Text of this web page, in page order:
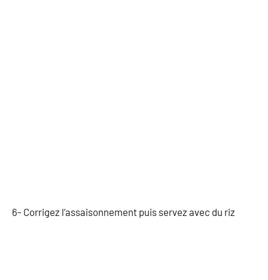
6- Corrigez l’assaisonnement puis servez avec du riz